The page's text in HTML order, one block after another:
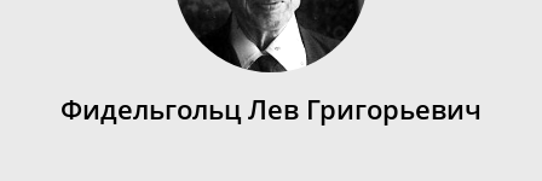
Фидельгольц Лев Григорьевич